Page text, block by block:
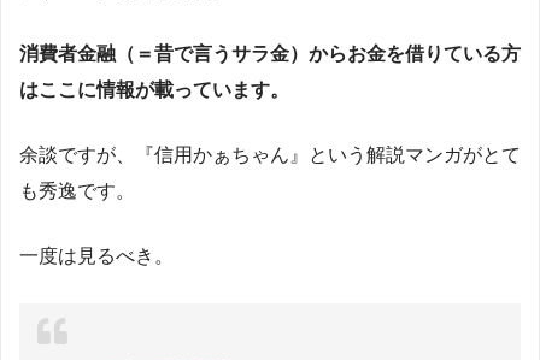
消費者金融（＝昔で言うサラ金）からお金を借りている方
はここに情報が載っています。
余談ですが、『信用かぁちゃん』という解説マンガがとて
も秀逸です。
一度は見るべき。